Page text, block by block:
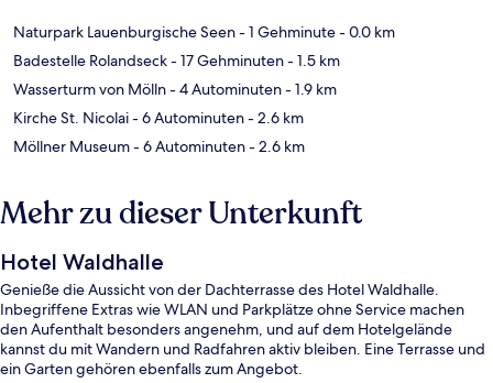
Naturpark Lauenburgische Seen- 1 Gehminute- 0.0 km
Badestelle Rolandseck- 17 Gehminuten- 1.5 km
Wasserturm von Mölln- 4 Autominuten- 1.9 km
Kirche St. Nicolai- 6 Autominuten- 2.6 km
Möllner Museum- 6 Autominuten- 2.6 km
Mehr zu dieser Unterkunft
Hotel Waldhalle
Genieße die Aussicht von der Dachterrasse des Hotel Waldhalle.
Inbegriffene Extras wie WLAN und Parkplätze ohne Service machen
den Aufenthalt besonders angenehm, und auf dem Hotelgelände
kannst du mit Wandern und Radfahren aktiv bleiben. Eine Terrasse und
ein Garten gehören ebenfalls zum Angebot.